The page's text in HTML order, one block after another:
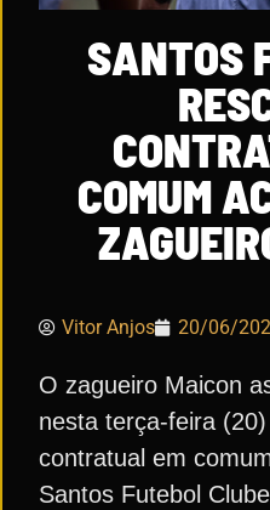
SANTOS
COMUM
Vitor Anjos 20/06/
O zagueiro Maicon
nesta terça-feira
contratual em
Santos Futebol